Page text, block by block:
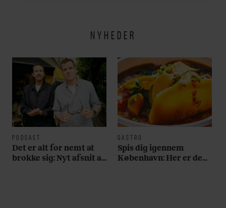
NYHEDER
PODCAST
Det er alt for nemt at
brokke sig: Nyt afsnit af
GASTRO
Spis dig igennem
København: Her er de